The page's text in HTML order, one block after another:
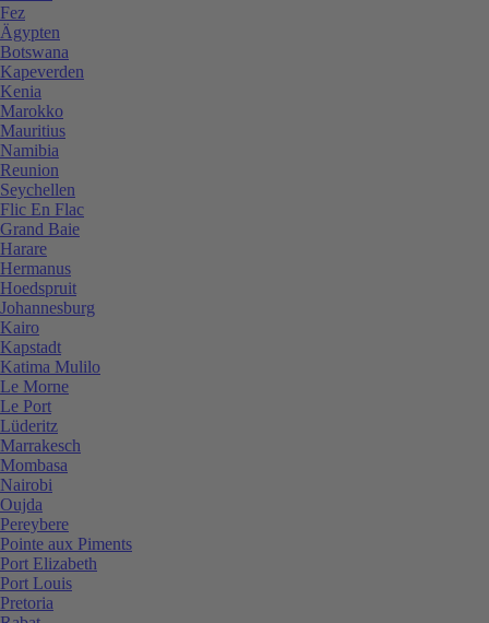
Fez
Ägypten
Botswana
Kapeverden
Kenia
Marokko
Mauritius
Namibia
Reunion
Seychellen
Flic En Flac
Grand Baie
Harare
Hermanus
Hoedspruit
Johannesburg
Kairo
Kapstadt
Katima Mulilo
Le Morne
Le Port
Lüderitz
Marrakesch
Mombasa
Nairobi
Oujda
Pereybere
Pointe aux Piments
Port Elizabeth
Port Louis
Pretoria